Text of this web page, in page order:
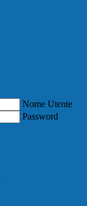
Nome Utente
Password